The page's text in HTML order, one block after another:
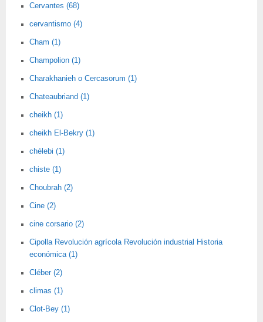
Cervantes (68)
cervantismo (4)
Cham (1)
Champolion (1)
Charakhanieh o Cercasorum (1)
Chateaubriand (1)
cheikh (1)
cheikh El-Bekry (1)
chélebi (1)
chiste (1)
Choubrah (2)
Cine (2)
cine corsario (2)
Cipolla Revolución agrícola Revolución industrial Historia
económica (1)
Cléber (2)
climas (1)
Clot-Bey (1)